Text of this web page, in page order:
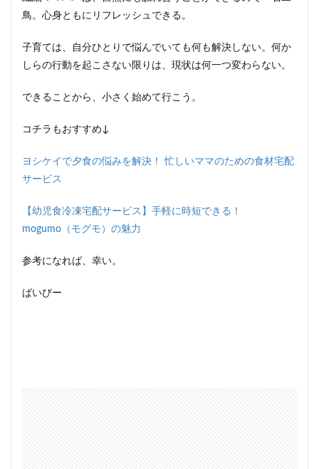
鳥。心身ともにリフレッシュできる。
子育ては、自分ひとりで悩んでいても何も解決しない。何か
しらの行動を起こさない限りは、現状は何一つ変わらない。
できることから、小さく始めて行こう。
コチラもおすすめ↓
ヨシケイで夕食の悩みを解決！ 忙しいママのための食材宅配
サービス
【幼児食冷凍宅配サービス】手軽に時短できる！
mogumo（モグモ）の魅力
参考になれば、幸い。
ばいびー